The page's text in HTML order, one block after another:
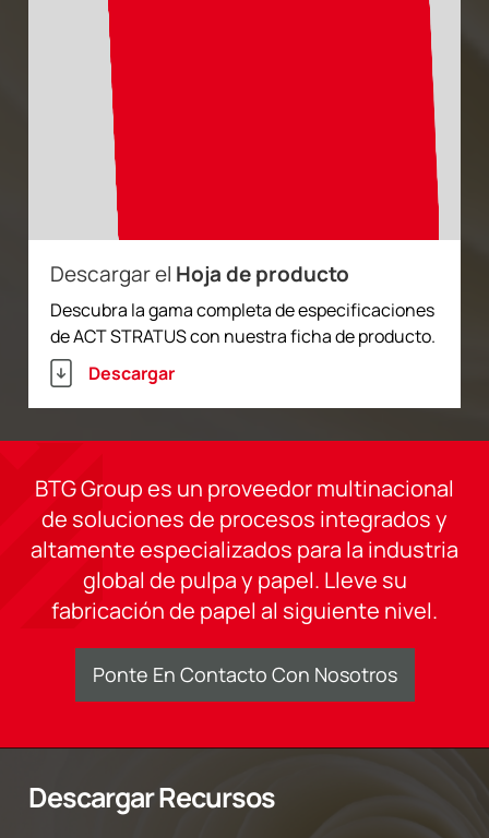
Descargar el Hoja de producto
Descubra la gama completa de especificaciones
de ACT STRATUS con nuestra ficha de producto.
Descargar
BTG Group es un proveedor multinacional
de soluciones de procesos integrados y
altamente especializados para la industria
global de pulpa y papel. Lleve su
fabricación de papel al siguiente nivel.
Ponte En Contacto Con Nosotros
Descargar Recursos